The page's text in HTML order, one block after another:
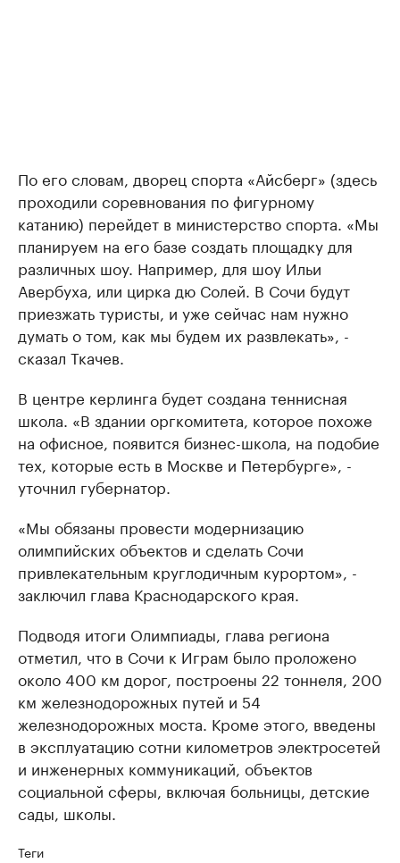
По его словам, дворец спорта «Айсберг» (здесь
проходили соревнования по фигурному
катанию) перейдет в министерство спорта. «Мы
планируем на его базе создать площадку для
различных шоу. Например, для шоу Ильи
Авербуха, или цирка дю Солей. В Сочи будут
приезжать туристы, и уже сейчас нам нужно
думать о том, как мы будем их развлекать», -
сказал Ткачев.
В центре керлинга будет создана теннисная
школа. «В здании оргкомитета, которое похоже
на офисное, появится бизнес-школа, на подобие
тех, которые есть в Москве и Петербурге», -
уточнил губернатор.
«Мы обязаны провести модернизацию
олимпийских объектов и сделать Сочи
привлекательным круглодичным курортом», -
заключил глава Краснодарского края.
Подводя итоги Олимпиады, глава региона
отметил, что в Сочи к Играм было проложено
около 400 км дорог, построены 22 тоннеля, 200
км железнодорожных путей и 54
железнодорожных моста. Кроме этого, введены
в эксплуатацию сотни километров электросетей
и инженерных коммуникаций, объектов
социальной сферы, включая больницы, детские
сады, школы.
Теги